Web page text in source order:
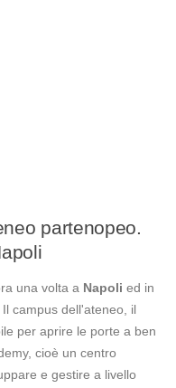
partenopeo.
una volta a Napoli ed in
. Il campus dell'ateneo, il
per aprire le porte a ben
cioè un centro
e gestire a livello